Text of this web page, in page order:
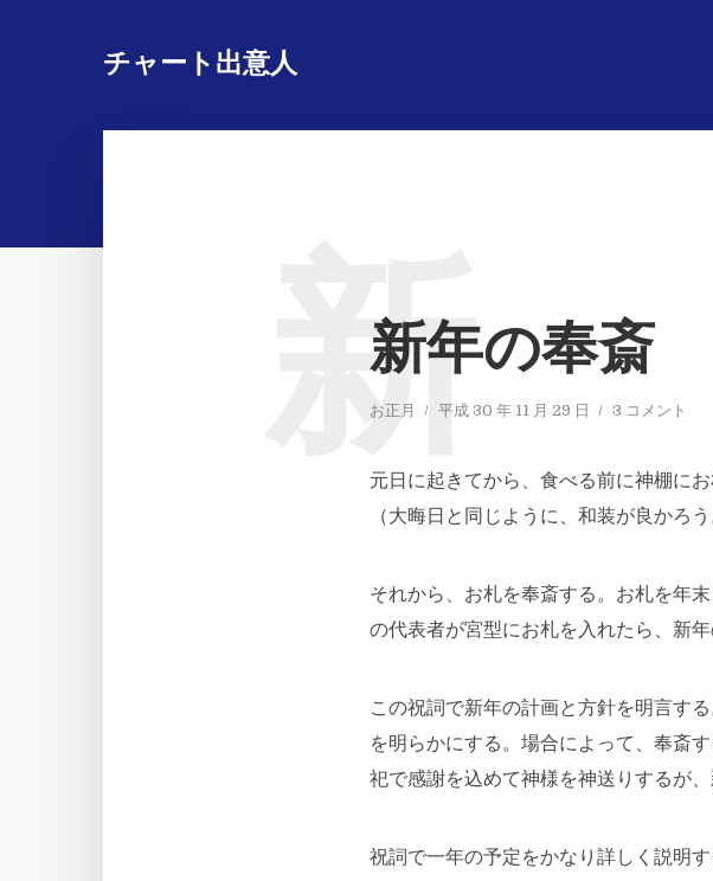
チャート出意人
新年の奉斎
お正月 平成 30 年 11 月 29 日 3 コメント
新
元日に起きてから、食べる前に神棚に
（大晦日と同じように、和装が良かろ
それから、お札を奉斎する。お札を年
の代表者が宮型にお札を入れたら、新年
この祝詞で新年の計画と方針を明言す
を明らかにする。場合によって、奉斎
祀で感謝を込めて神様を神送りするが
祝詞で一年の予定をかなり詳しく説明